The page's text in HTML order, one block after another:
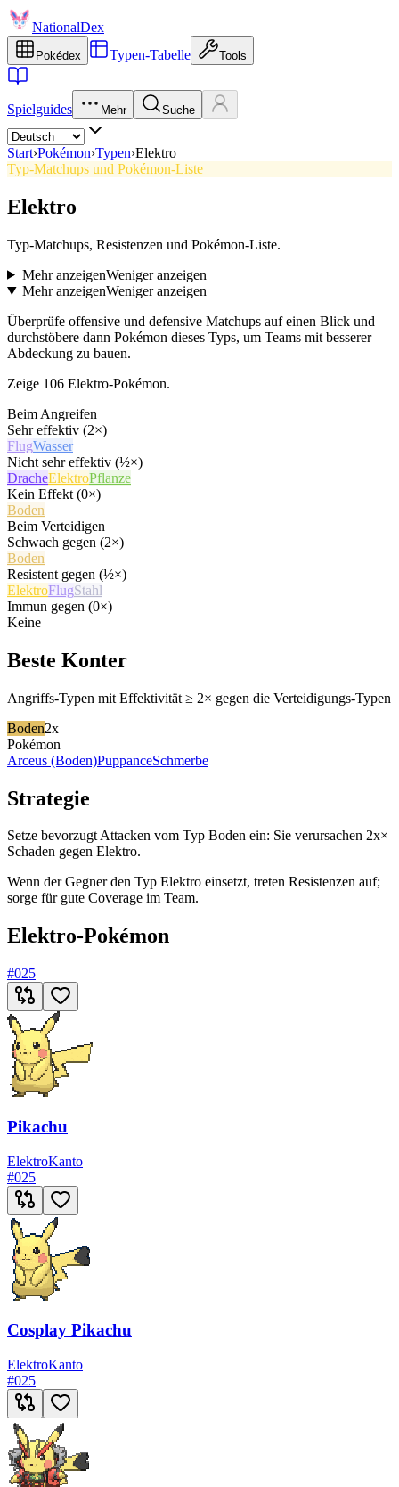
NationalDex
Pokédex Typen-Tabelle Tools
Spielguides Mehr Suche
Start›Pokémon›Typen›Elektro
Typ-Matchups und Pokémon-Liste
Elektro
Typ-Matchups, Resistenzen und Pokémon-Liste.
Mehr anzeigenWeniger anzeigen
Mehr anzeigenWeniger anzeigen
Überprüfe offensive und defensive Matchups auf einen Blick und
durchstöbere dann Pokémon dieses Typs, um Teams mit besserer
Abdeckung zu bauen.
Zeige 106 Elektro-Pokémon.
Beim Angreifen
Sehr effektiv (2×)
FlugWasser
Nicht sehr effektiv (½×)
DracheElektroPflanze
Kein Effekt (0×)
Boden
Beim Verteidigen
Schwach gegen (2×)
Boden
Resistent gegen (½×)
ElektroFlugStahl
Immun gegen (0×)
Keine
Beste Konter
Angriffs-Typen mit Effektivität ≥ 2× gegen die Verteidigungs-Typen
Boden2x
Pokémon
Arceus (Boden)PuppanceSchmerbe
Strategie
Setze bevorzugt Attacken vom Typ Boden ein: Sie verursachen 2x×
Schaden gegen Elektro.
Wenn der Gegner den Typ Elektro einsetzt, treten Resistenzen auf;
sorge für gute Coverage im Team.
Elektro-Pokémon
#025
Pikachu
ElektroKanto
#025
Cosplay Pikachu
ElektroKanto
#025